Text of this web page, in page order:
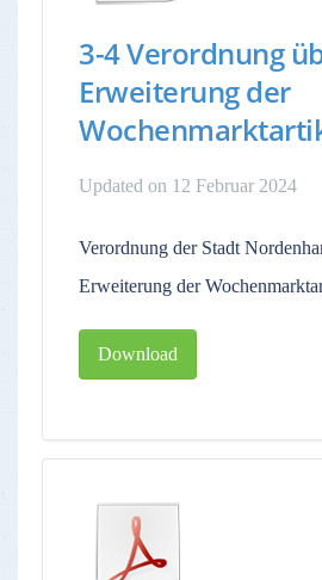
3-4 Verordnung
Erweiterung der
Updated on 12 Februar 2024
Verordnung der Stadt
Erweiterung der
Download